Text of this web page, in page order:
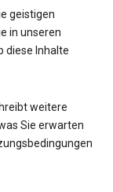
geistigen
in unseren
diese Inhalte
weitere
Sie erwarten